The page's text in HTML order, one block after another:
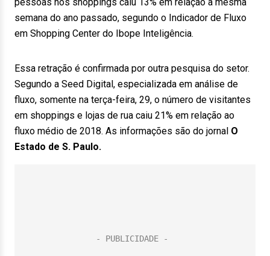
semana do ano passado, segundo o Indicador de Fluxo
em Shopping Center do Ibope Inteligência.
Essa retração é confirmada por outra pesquisa do setor.
Segundo a Seed Digital, especializada em análise de
fluxo, somente na terça-feira, 29, o número de visitantes
em shoppings e lojas de rua caiu 21% em relação ao
fluxo médio de 2018. As informações são do jornal O
Estado de S. Paulo.